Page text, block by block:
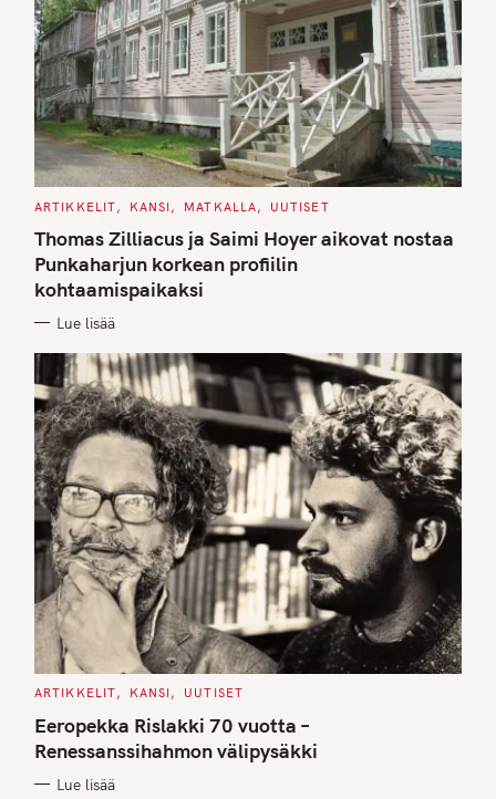
C
T
E
G
O
R
I
S
ARTIKKELIT KANSI MATKALLA UUTISET
Thomas Zilliacus ja Saimi Hoyer aikovat nostaa
Punkaharjun korkean profiilin
kohtaamispaikaksi
Lue lisää
C
T
E
G
O
I
ARTIKKELIT KANSI UUTISET
Eeropekka Rislakki 70 vuotta –
Renessanssihahmon välipysäkki
Lue lisää